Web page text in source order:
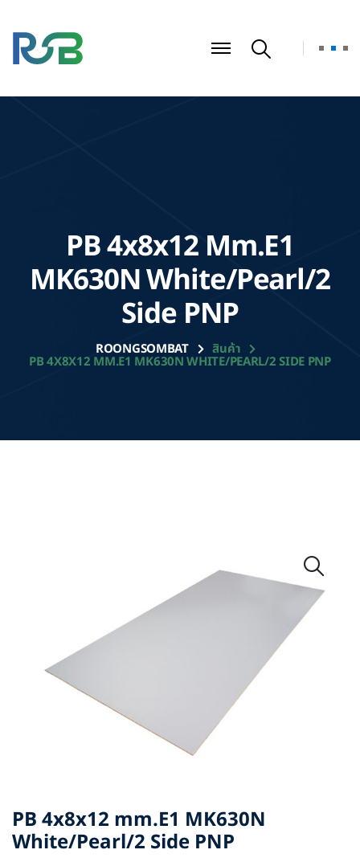
PB 4x8x12 Mm.E1
MK630N White/Pearl/2
Side PNP
ROONGSOMBAT สินค้า
PB 4X8X12 MM.E1 MK630N WHITE/PEARL/2 SIDE PNP
PB 4x8x12 mm.E1 MK630N
White/Pearl/2 Side PNP